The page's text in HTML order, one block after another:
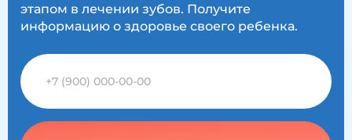
этапом в лечении зубов. Получите
информацию о здоровье своего ребенка.